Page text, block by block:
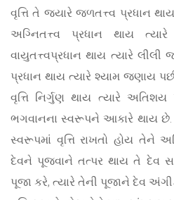
વૃત્તિ તે જ્યારે જળતત્ત્વ પ્રધાન
અગ્નિતત્ત્વ પ્રધાન થાય
વાયુતત્ત્વપ્રધાન થાય ત્યારે
પ્રધાન થાય ત્યારે શ્યામ જણાય
વૃત્તિ નિર્ગુણ થાય ત્યારે
ભગવાનના સ્વરૂપને આકારે થાય છે.
સ્વરૂપમાં વૃત્તિ રાખતો હોય તેને
દેવને પૂજવાને તત્પર થાય તે દેવ
પૂજા કરે, ત્યારે તેની પૂજાને દેવ